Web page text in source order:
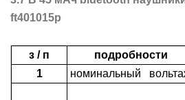
ft401015p
з / п подробности
1
номинальный